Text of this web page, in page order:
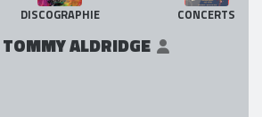
DISCOGRAPHIE CONCERTS
TOMMY ALDRIDGE